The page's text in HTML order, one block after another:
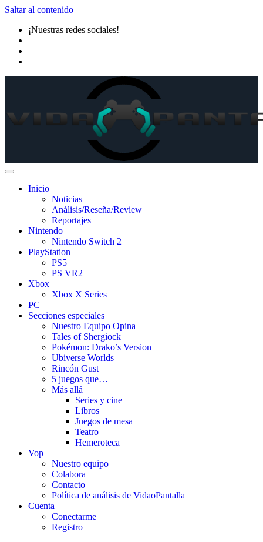
Saltar al contenido
¡Nuestras redes sociales!
Inicio
Noticias
Análisis/Reseña/Review
Reportajes
Nintendo
Nintendo Switch 2
PlayStation
PS5
PS VR2
Xbox
Xbox X Series
PC
Secciones especiales
Nuestro Equipo Opina
Tales of Shergiock
Pokémon: Drako’s Version
Ubiverse Worlds
Rincón Gust
5 juegos que…
Más allá
Series y cine
Libros
Juegos de mesa
Teatro
Hemeroteca
Vop
Nuestro equipo
Colabora
Contacto
Política de análisis de VidaoPantalla
Cuenta
Conectarme
Registro